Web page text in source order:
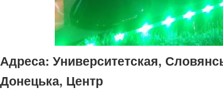
Адреса: Университетская,
Донецька, Центр